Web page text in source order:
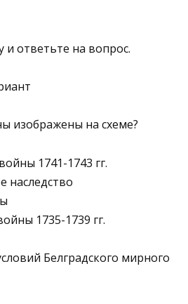
и ответьте на вопрос.
изображены на схеме?
1741-1743 гг.
наследство
1735-1739 гг.
Белградского мирного